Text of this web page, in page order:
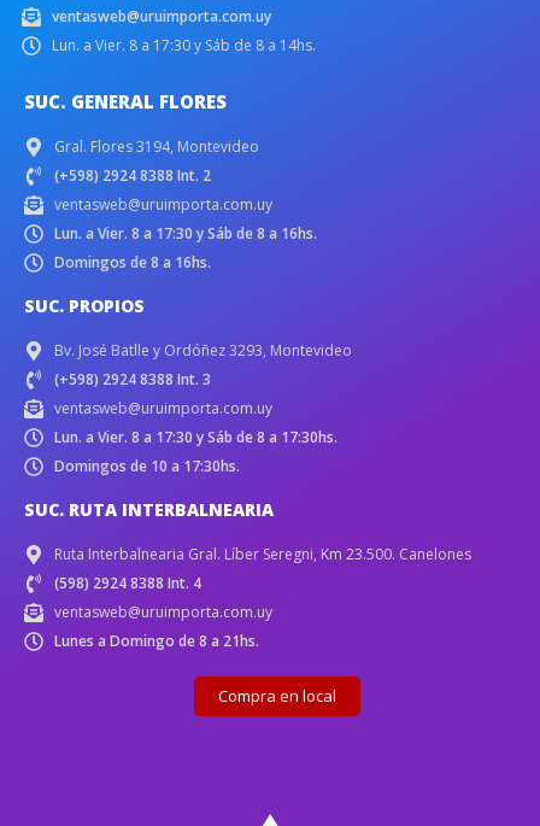
ventasweb@uruimporta.com.uy
Lun. a Vier. 8 a 17:30 y Sáb de 8 a 14hs.
SUC. GENERAL FLORES
Gral. Flores 3194, Montevideo
(+598) 2924 8388 Int. 2
ventasweb@uruimporta.com.uy
Lun. a Vier. 8 a 17:30 y Sáb de 8 a 16hs.
Domingos de 8 a 16hs.
SUC. PROPIOS
Bv. José Batlle y Ordóñez 3293, Montevideo
(+598) 2924 8388 Int. 3
ventasweb@uruimporta.com.uy
Lun. a Vier. 8 a 17:30 y Sáb de 8 a 17:30hs.
Domingos de 10 a 17:30hs.
SUC. RUTA INTERBALNEARIA
Ruta Interbalnearia Gral. Líber Seregni, Km 23.500. Canelones
(598) 2924 8388 Int. 4
ventasweb@uruimporta.com.uy
Lunes a Domingo de 8 a 21hs.
Compra en local